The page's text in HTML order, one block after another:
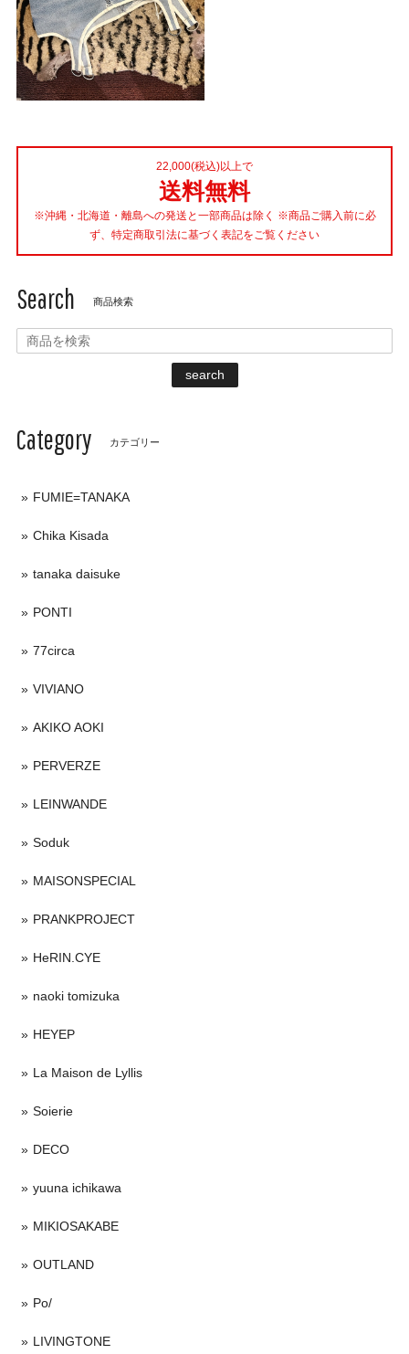
22,000(税込)以上で
送料無料
※沖縄・北海道・離島への発送と一部商品は除く ※商品ご購入前に必
ず、特定商取引法に基づく表記をご覧ください
Search 商品検索
search
Category カテゴリー
FUMIE=TANAKA
Chika Kisada
tanaka daisuke
PONTI
77circa
VIVIANO
AKIKO AOKI
PERVERZE
LEINWANDE
Soduk
MAISONSPECIAL
PRANKPROJECT
HeRIN.CYE
naoki tomizuka
HEYEP
La Maison de Lyllis
Soierie
DECO
yuuna ichikawa
MIKIOSAKABE
OUTLAND
Po/
LIVINGTONE